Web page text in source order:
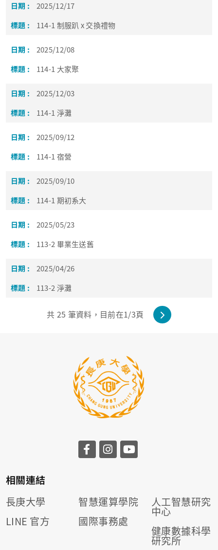
2025/12/17
114-1 制服趴 x 交換禮物
2025/12/08
114-1 大家聚
2025/12/03
114-1 淨灘
2025/09/12
114-1 宿營
2025/09/10
114-1 期初系大
2025/05/23
113-2 畢業生送舊
2025/04/26
113-2 淨灘
共25 筆資料，目前在1/3頁
相關連結
長庚大學
LINE 官方
智慧運算學院
國際事務處
人工智慧研究
中心
健康數據科學
研究所